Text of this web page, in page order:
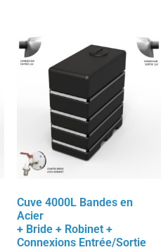
Cuve 4000L Bandes en
Acier
+ Bride + Robinet +
Connexions Entrée/Sortie